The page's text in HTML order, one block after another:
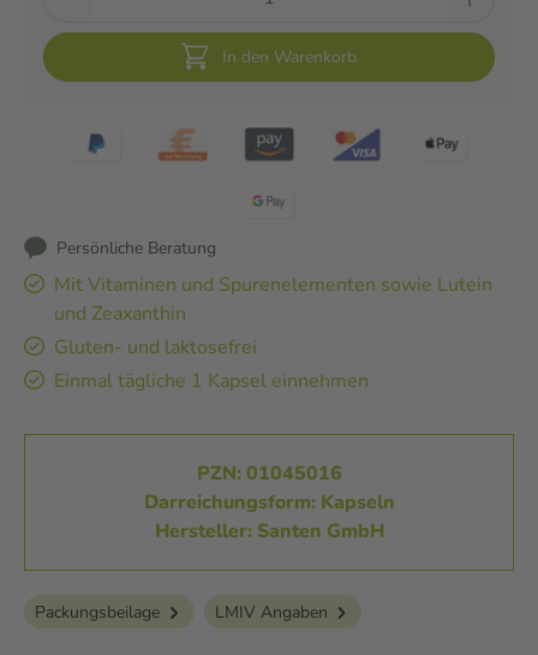
In den Warenkorb
Persönliche Beratung
Mit Vitaminen und Spurenelementen sowie Lutein
und Zeaxanthin
Gluten- und laktosefrei
Einmal tägliche 1 Kapsel einnehmen
PZN: 01045016
Darreichungsform: Kapseln
Hersteller: Santen GmbH
Packungsbeilage LMIV Angaben